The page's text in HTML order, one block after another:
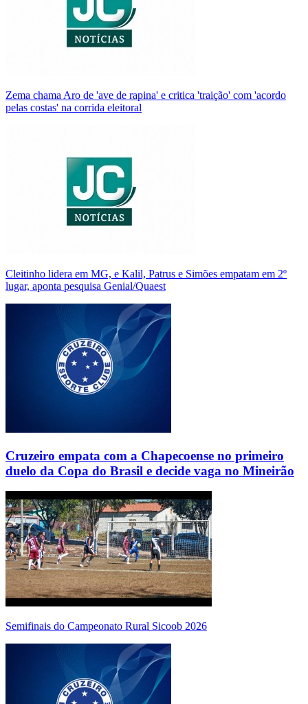
Zema chama Aro de 'ave de rapina' e critica 'traição' com 'acordo
pelas costas' na corrida eleitoral
Cleitinho lidera em MG, e Kalil, Patrus e Simões empatam em 2º
lugar, aponta pesquisa Genial/Quaest
Cruzeiro empata com a Chapecoense no primeiro
duelo da Copa do Brasil e decide vaga no Mineirão
Semifinais do Campeonato Rural Sicoob 2026